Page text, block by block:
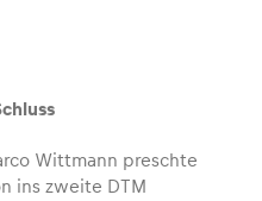
Wittmann preschte
ins zweite DTM